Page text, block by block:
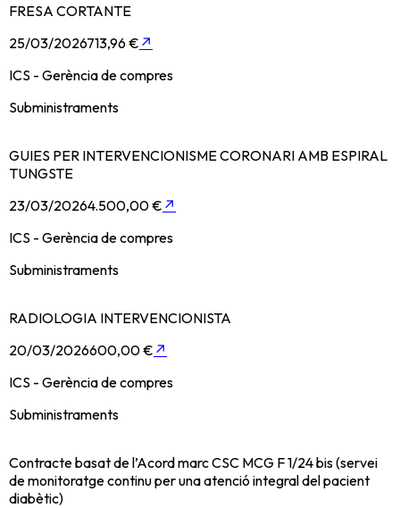
FRESA CORTANTE
25/03/2026713,96 € ↗
ICS - Gerència de compres
Subministraments
GUIES PER INTERVENCIONISME CORONARI AMB ESPIRAL
TUNGSTE
23/03/20264.500,00 € ↗
ICS - Gerència de compres
Subministraments
RADIOLOGIA INTERVENCIONISTA
20/03/2026600,00 € ↗
ICS - Gerència de compres
Subministraments
Contracte basat de l’Acord marc CSC MCG F 1/24 bis (servei
de monitoratge continu per una atenció integral del pacient
diabètic)